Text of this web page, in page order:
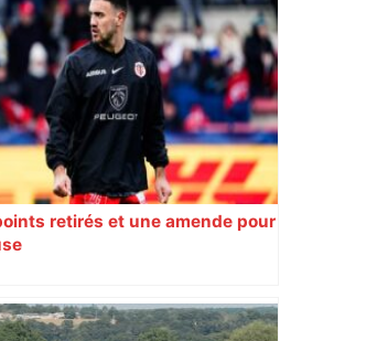
Colère des agriculteurs :
agricole à Toulouse ce
113 vaches abattues en Ariège
retirés et une amende pour